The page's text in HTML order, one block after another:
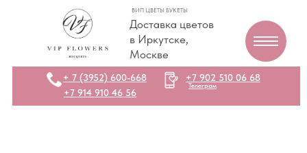
Доставка цветов
в Иркутске,
Москве
ВИП ЦВЕТЫ БУКЕТЫ
+7 914 910 46 56
+7 902 510 06 68
Телеграм
+ 7 (3952) 600-668